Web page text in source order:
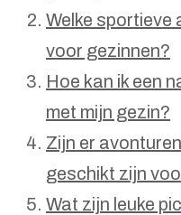
Welke sportieve
voor gezinnen?
Hoe kan ik een
met mijn gezin?
Zijn er
geschikt zijn
Wat zijn leuke